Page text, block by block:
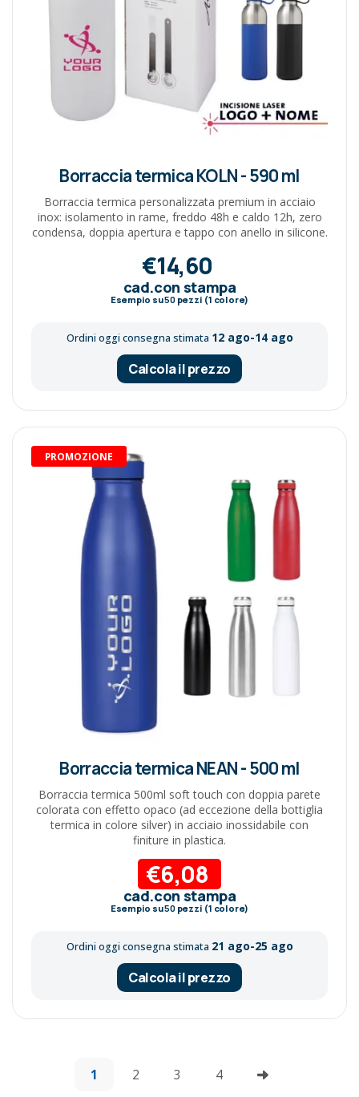
Borraccia termica KOLN - 590 ml
Borraccia termica personalizzata premium in acciaio
inox: isolamento in rame, freddo 48h e caldo 12h, zero
condensa, doppia apertura e tappo con anello in silicone.
€14,60
cad.con stampa
Esempio su50pezzi (1 colore)
Ordini oggi consegna stimata 12 ago-14 ago
Calcola il prezzo
PROMOZIONE
Borraccia termica NEAN - 500 ml
Borraccia termica 500ml soft touch con doppia parete
colorata con effetto opaco (ad eccezione della bottiglia
termica in colore silver) in acciaio inossidabile con
finiture in plastica.
€6,08
cad.con stampa
Esempio su50pezzi (1 colore)
Ordini oggi consegna stimata 21 ago-25 ago
Calcola il prezzo
1 2 3 4